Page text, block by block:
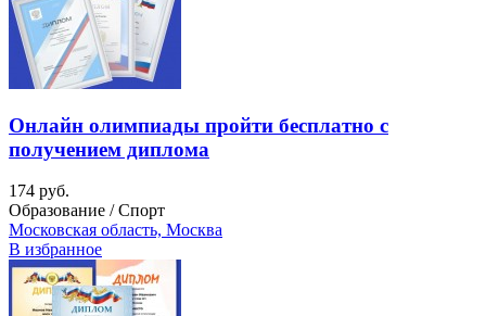
Онлайн олимпиады пройти бесплатно с
получением диплома
174 руб.
Образование / Спорт
Московская область, Москва
В избранное